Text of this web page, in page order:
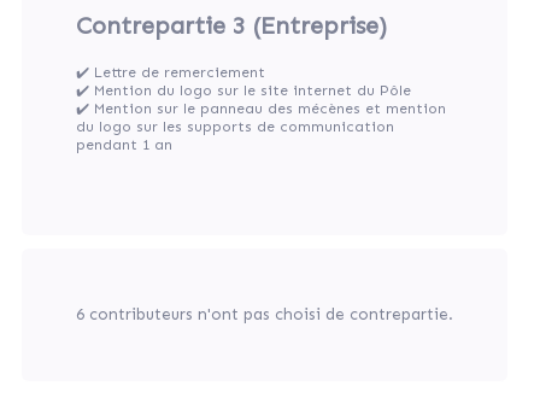
Contrepartie 3 (Entreprise)
✔️ Lettre de remerciement
✔️ Mention du logo sur le site internet du Pôle
✔️ Mention sur le panneau des mécènes et mention
du logo sur les supports de communication
pendant 1 an
6 contributeurs n'ont pas choisi de contrepartie.